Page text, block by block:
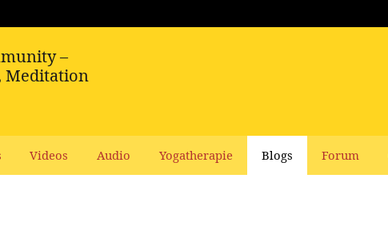
Videos Audio Yogatherapie Blogs Forum